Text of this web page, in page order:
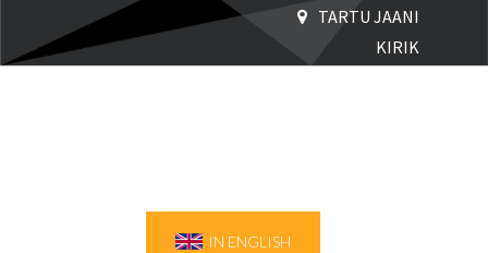
TARTU JAANI
KIRIK
IN ENGLISH